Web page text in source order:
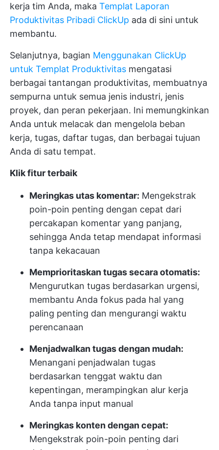
kerja tim Anda, maka Templat Laporan
Produktivitas Pribadi ClickUp ada di sini untuk
membantu.
Selanjutnya, bagian Menggunakan ClickUp
untuk Templat Produktivitas mengatasi
berbagai tantangan produktivitas, membuatnya
sempurna untuk semua jenis industri, jenis
proyek, dan peran pekerjaan. Ini memungkinkan
Anda untuk melacak dan mengelola beban
kerja, tugas, daftar tugas, dan berbagai tujuan
Anda di satu tempat.
Klik fitur terbaik
Meringkas utas komentar: Mengekstrak
poin-poin penting dengan cepat dari
percakapan komentar yang panjang,
sehingga Anda tetap mendapat informasi
tanpa kekacauan
Memprioritaskan tugas secara otomatis:
Mengurutkan tugas berdasarkan urgensi,
membantu Anda fokus pada hal yang
paling penting dan mengurangi waktu
perencanaan
Menjadwalkan tugas dengan mudah:
Menangani penjadwalan tugas
berdasarkan tenggat waktu dan
kepentingan, merampingkan alur kerja
Anda tanpa input manual
Meringkas konten dengan cepat:
Mengekstrak poin-poin penting dari